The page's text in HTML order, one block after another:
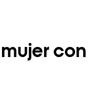
con